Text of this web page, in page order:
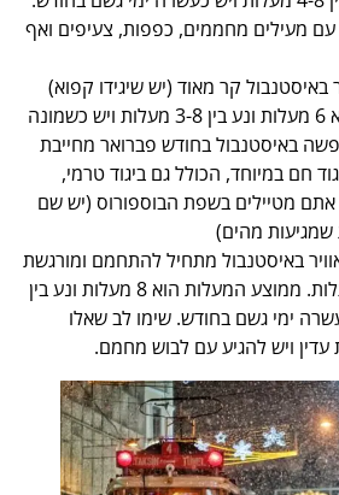
עם מעילים מחממים, כפפות, צעיפים ואף
באיסטנבול קר מאוד (יש שיגידו קפוא)
ממוצע המעלות הוא 6 מעלות ונע בין 3-8 מעלות ויש כשמונה
באיסטנבול בחודש פברואר מחייבת
חם במיוחד, הכולל גם ביגוד טרמי,
אתם מטיילים בשפת הבוספורוס (יש שם
שמגיעות מהים)
באיסטנבול מתחיל להתחמם ומורגשת
עלייה מסוימת במעלות. ממוצע המעלות הוא 8 מעלות ונע בין
כעשרה ימי גשם בחודש. שימו לב שאלו
עדין ויש להגיע עם לבוש מחמם.